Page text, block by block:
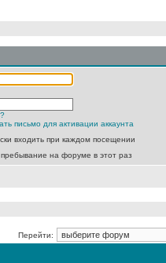
письмо для активации аккаунта
входить при каждом посещении
на форуме в этот раз
Перейти: